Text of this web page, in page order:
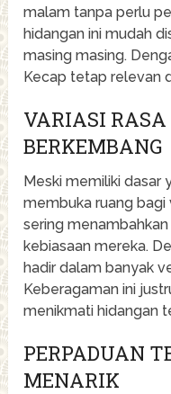
malam tanpa perlu
hidangan ini mudah
masing masing.
Kecap tetap relevan
VARIASI RASA
BERKEMBANG
Meski memiliki dasar
membuka ruang bagi
sering
kebiasaan mereka.
hadir dalam banyak
Keberagaman ini
menikmati hidangan
PERPADUAN
MENARIK